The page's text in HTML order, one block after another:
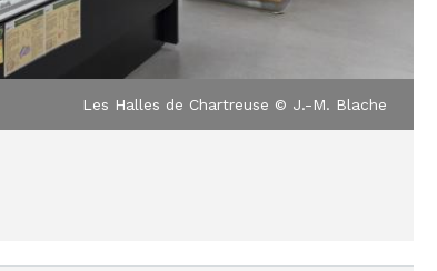
Les Halles de Chartreuse © J.-M. Blache